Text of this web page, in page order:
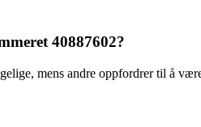
40887602?
mens andre oppfordrer til å